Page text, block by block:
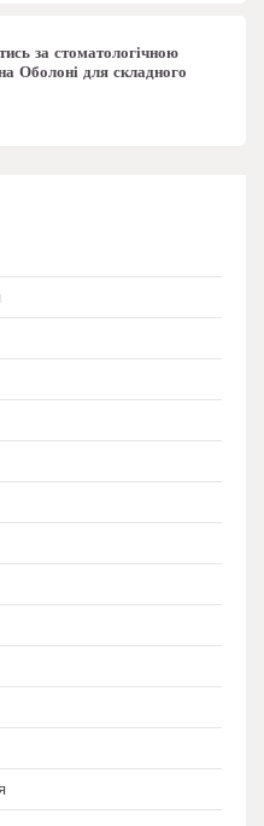
за стоматологічною
Оболоні для складного